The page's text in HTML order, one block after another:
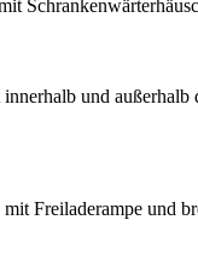
und außerhalb
mit Freiladerampe und